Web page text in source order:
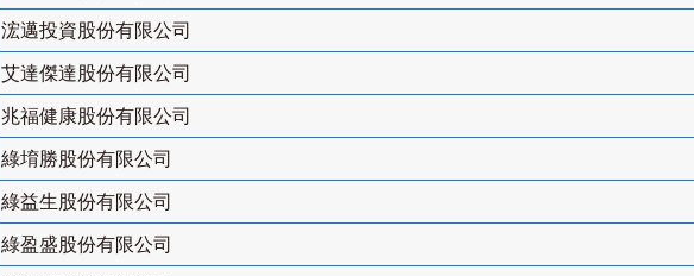
浤邁投資股份有限公司
艾達傑達股份有限公司
兆福健康股份有限公司
綠堉勝股份有限公司
綠益生股份有限公司
綠盈盛股份有限公司